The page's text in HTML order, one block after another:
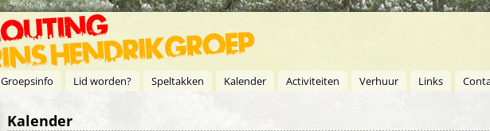
Groepsinfo Lid worden? Speltakken Kalender Activiteiten Verhuur Links
Kalender